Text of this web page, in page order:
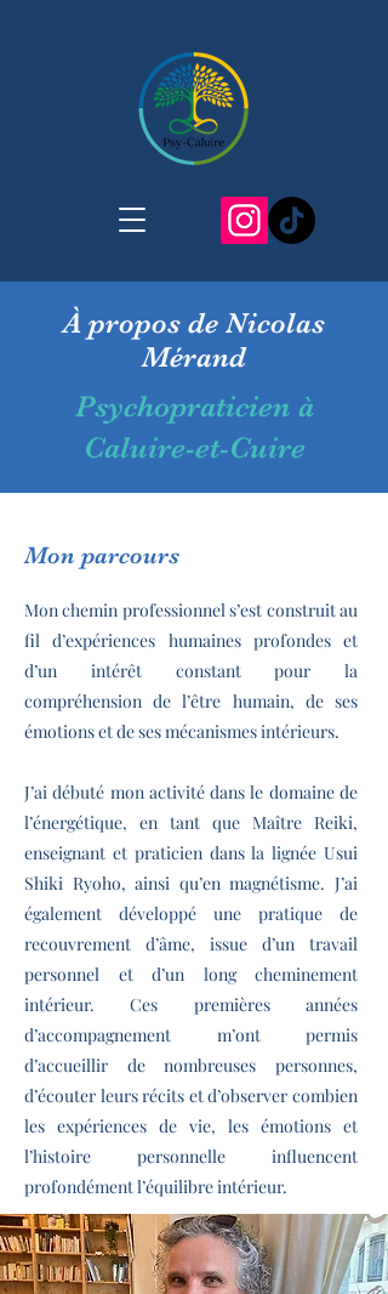
À propos de Nicolas
Mérand
Psychopraticien à
Caluire-et-Cuire
Mon parcours
Mon chemin professionnel s’est construit au
fil d’expériences humaines profondes et
d’un intérêt constant pour la
compréhension de l’être humain, de ses
émotions et de ses mécanismes intérieurs.
J’ai débuté mon activité dans le domaine de
l’énergétique, en tant que Maître Reiki,
enseignant et praticien dans la lignée Usui
Shiki Ryoho, ainsi qu’en magnétisme. J’ai
également développé une pratique de
recouvrement d’âme, issue d’un travail
personnel et d’un long cheminement
intérieur. Ces premières années
d’accompagnement m’ont permis
d’accueillir de nombreuses personnes,
d’écouter leurs récits et d’observer combien
les expériences de vie, les émotions et
l’histoire personnelle influencent
profondément l’équilibre intérieur.